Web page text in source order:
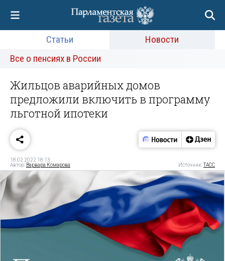
Статьи
Новости
Все о пенсиях в России
Жильцов аварийных домов
предложили включить в программу
льготной ипотеки
18.02.2022 18:13
Автор: Варвара Комарова Источник:ТАСС